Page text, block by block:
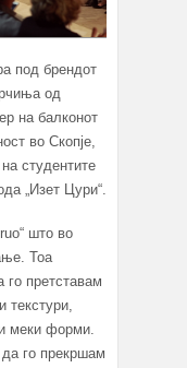
под брендот
од
на балконот
во Скопје,
студентите
„Изет Цури“.
што во
Тоа
го претставам
текстури,
меки форми.
да го прекршам